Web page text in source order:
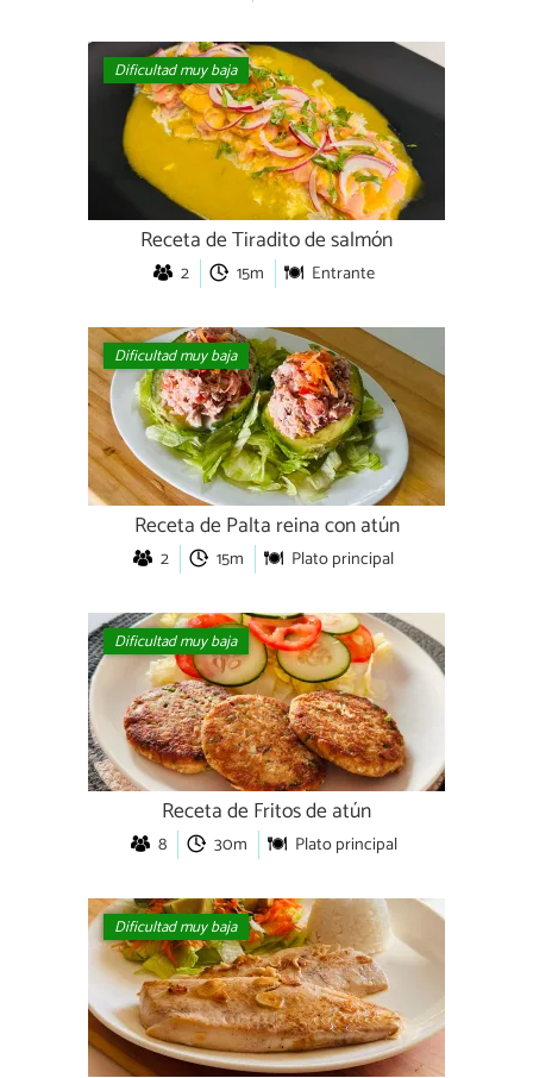
Dificultad muy baja
Receta de Tiradito de salmón
2 15m Entrante
Dificultad muy baja
Receta de Palta reina con atún
2 15m Plato principal
Dificultad muy baja
Receta de Fritos de atún
8 30m Plato principal
Dificultad muy baja